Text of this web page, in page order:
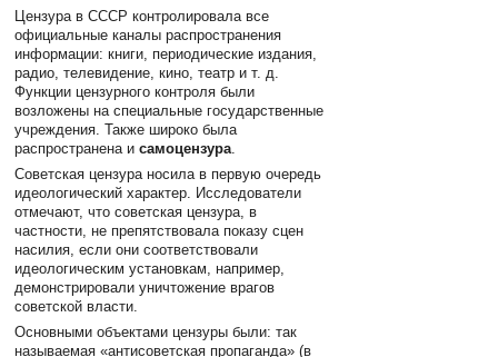
Цензура в СССР контролировала все
официальные каналы распространения
информации: книги, периодические издания,
радио, телевидение, кино, театр и т. д.
Функции цензурного контроля были
возложены на специальные государственные
учреждения. Также широко была
распространена исамоцензура
Советская цензура носила в первую очередь
идеологический характер. Исследователи
отмечают, что советская цензура, в
частности, не препятствовала показу сцен
насилия, если они соответствовали
идеологическим установкам, например,
демонстрировали уничтожение врагов
советской власти.
Основными объектами цензуры были: так
называемая «антисоветская пропаганда» (в